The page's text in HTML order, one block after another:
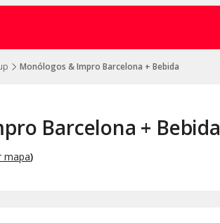
Monólogos & Impro Barcelona + Bebida
Barcelona + Bebida
mapa)